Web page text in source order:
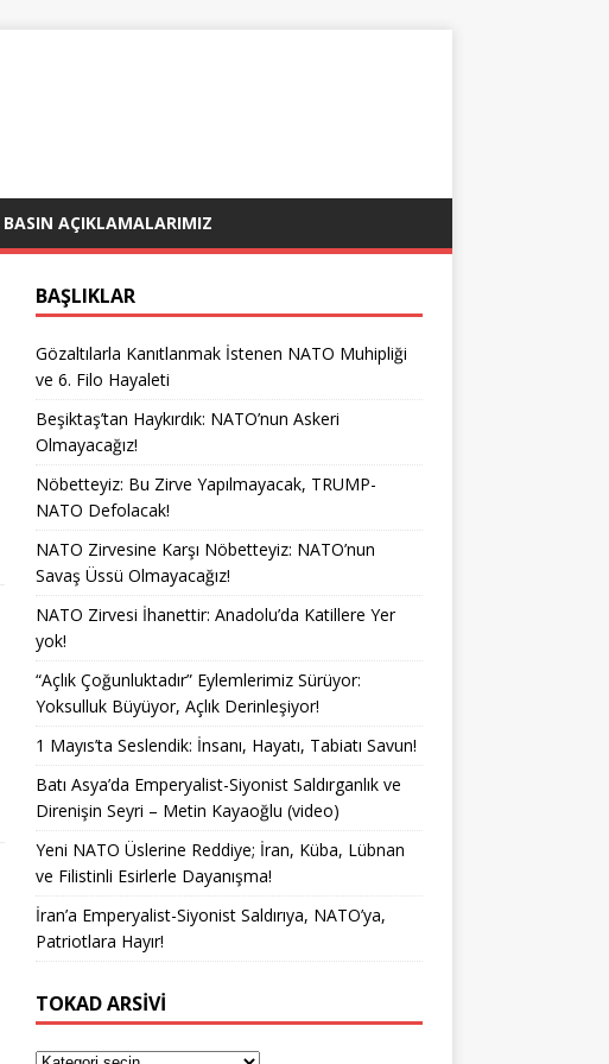
BASIN AÇIKLAMALARIMIZ
BAŞLIKLAR
Gözaltılarla Kanıtlanmak İstenen NATO Muhipliği
ve 6. Filo Hayaleti
Beşiktaş’tan Haykırdık: NATO’nun Askeri
Olmayacağız!
Nöbetteyiz: Bu Zirve Yapılmayacak, TRUMP-
NATO Defolacak!
NATO Zirvesine Karşı Nöbetteyiz: NATO’nun
Savaş Üssü Olmayacağız!
NATO Zirvesi İhanettir: Anadolu’da Katillere Yer
yok!
“Açlık Çoğunluktadır” Eylemlerimiz Sürüyor:
Yoksulluk Büyüyor, Açlık Derinleşiyor!
1 Mayıs’ta Seslendik: İnsanı, Hayatı, Tabiatı Savun!
Batı Asya’da Emperyalist-Siyonist Saldırganlık ve
Direnişin Seyri – Metin Kayaoğlu (video)
Yeni NATO Üslerine Reddiye; İran, Küba, Lübnan
ve Filistinli Esirlerle Dayanışma!
İran’a Emperyalist-Siyonist Saldırıya, NATO’ya,
Patriotlara Hayır!
TOKAD ARSIVI